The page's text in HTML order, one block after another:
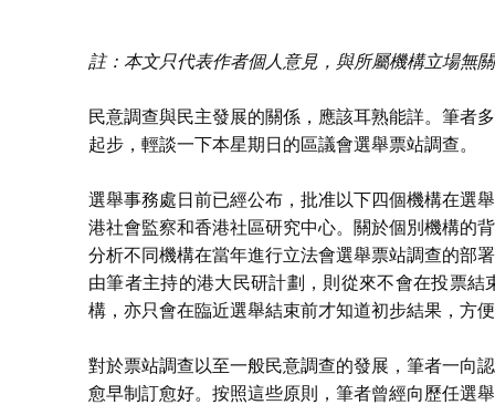
註：本文只代表作者個人意見，與所屬機構立場無
民意調查與民主發展的關係，應該耳熟能詳。筆者
起步，輕談一下本星期日的區議會選舉票站調查。
選舉事務處日前已經公布，批准以下四個機構在選
港社會監察和香港社區研究中心。關於個別機構的
分析不同機構在當年進行立法會選舉票站調查的部
由筆者主持的港大民研計劃，則從來不會在投票
構，亦只會在臨近選舉結束前才知道初步結果，方
對於票站調查以至一般民意調查的發展，筆者一向
愈早制訂愈好。按照這些原則，筆者曾經向歷任選